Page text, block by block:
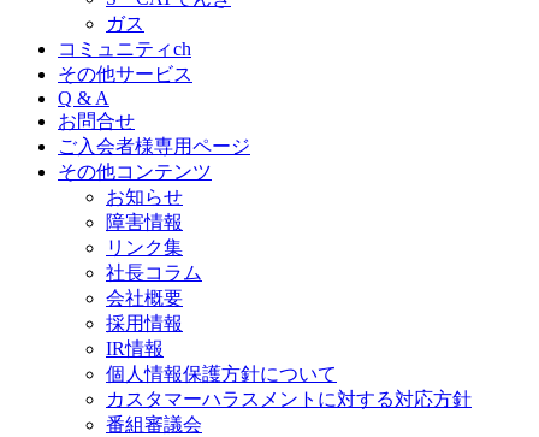
ガス
コミュニティch
その他サービス
Q & A
お問合せ
ご入会者様専用ページ
その他コンテンツ
お知らせ
障害情報
リンク集
社長コラム
会社概要
採用情報
IR情報
個人情報保護方針について
カスタマーハラスメントに対する対応方針
番組審議会